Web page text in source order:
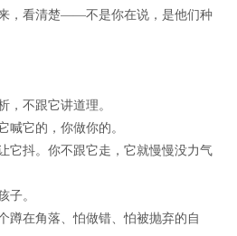
，看清楚——不是你在说，是他们种
，不跟它讲道理。
喊它的，你做你的。
它抖。你不跟它走，它就慢慢没力气
子。
蹲在角落、怕做错、怕被抛弃的自